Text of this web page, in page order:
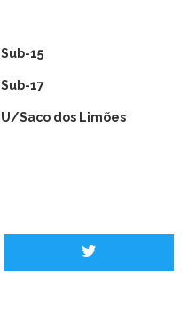
15
17
Saco dos Limões